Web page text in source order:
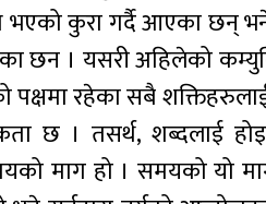
भएको कुरा गर्दै आएका छन्
छन । यसरी अहिलेको
पक्षमा रहेका सबै
छ । तसर्थ, शब्दलाई
माग हो । समयको यो